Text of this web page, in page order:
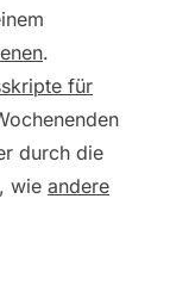
.
für
durch die
wie andere